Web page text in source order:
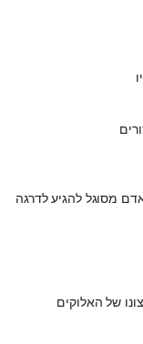
מסוגל להגיע לדרגה
של האלוקים